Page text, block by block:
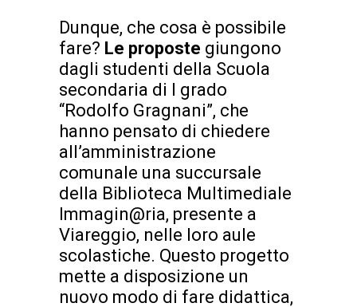
Dunque, che cosa è possibile
fare? Le proposte giungono
dagli studenti della Scuola
secondaria di I grado
“Rodolfo Gragnani”, che
hanno pensato di chiedere
all’amministrazione
comunale una succursale
della Biblioteca Multimediale
Immagin@ria, presente a
Viareggio, nelle loro aule
scolastiche. Questo progetto
mette a disposizione un
nuovo modo di fare didattica,